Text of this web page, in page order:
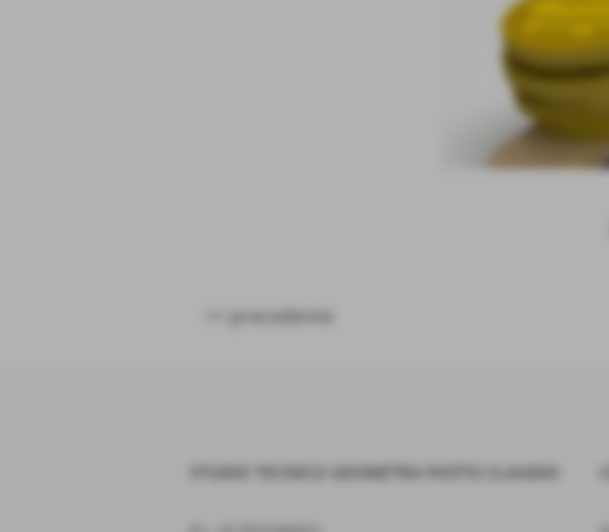
<< precedente
STUDIO TECNICO GEOMETRA FICETO CLAUDIO